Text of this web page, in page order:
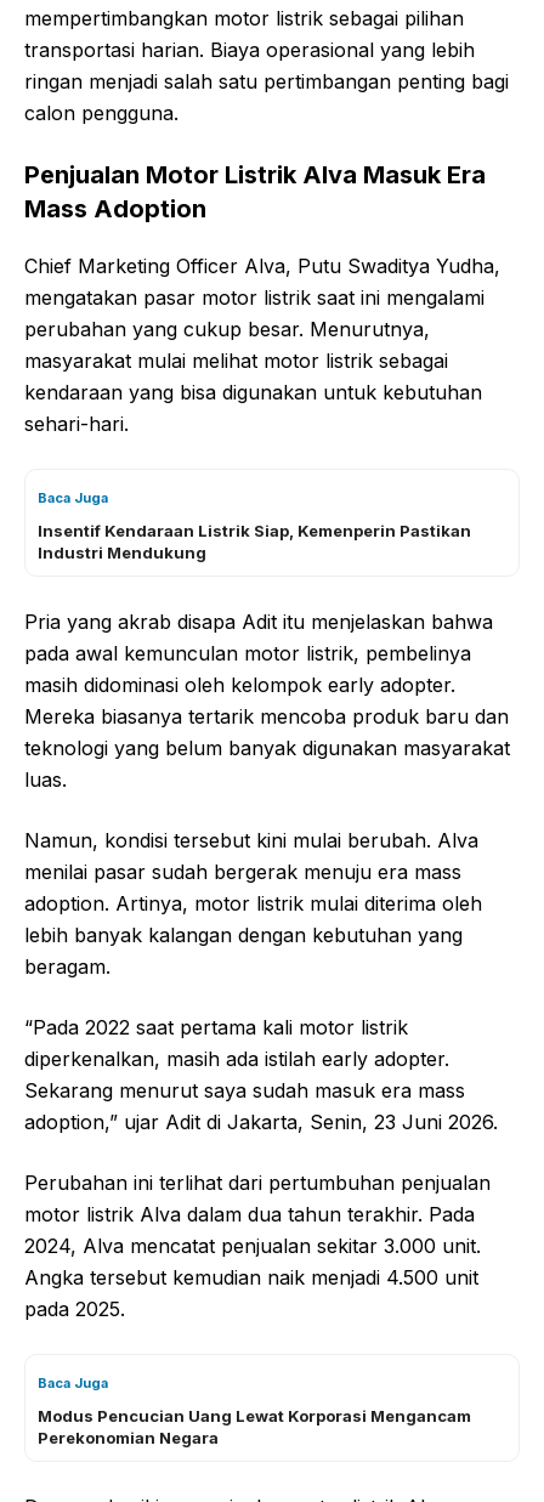
mempertimbangkan motor listrik sebagai pilihan
transportasi harian. Biaya operasional yang lebih
ringan menjadi salah satu pertimbangan penting bagi
calon pengguna.
Penjualan Motor Listrik Alva Masuk Era
Mass Adoption
Chief Marketing Officer Alva, Putu Swaditya Yudha,
mengatakan pasar motor listrik saat ini mengalami
perubahan yang cukup besar. Menurutnya,
masyarakat mulai melihat motor listrik sebagai
kendaraan yang bisa digunakan untuk kebutuhan
sehari-hari.
Baca Juga
Insentif Kendaraan Listrik Siap, Kemenperin Pastikan
Industri Mendukung
Pria yang akrab disapa Adit itu menjelaskan bahwa
pada awal kemunculan motor listrik, pembelinya
masih didominasi oleh kelompok early adopter.
Mereka biasanya tertarik mencoba produk baru dan
teknologi yang belum banyak digunakan masyarakat
luas.
Namun, kondisi tersebut kini mulai berubah. Alva
menilai pasar sudah bergerak menuju era mass
adoption. Artinya, motor listrik mulai diterima oleh
lebih banyak kalangan dengan kebutuhan yang
beragam.
“Pada 2022 saat pertama kali motor listrik
diperkenalkan, masih ada istilah early adopter.
Sekarang menurut saya sudah masuk era mass
adoption,” ujar Adit di Jakarta, Senin, 23 Juni 2026.
Perubahan ini terlihat dari pertumbuhan penjualan
motor listrik Alva dalam dua tahun terakhir. Pada
2024, Alva mencatat penjualan sekitar 3.000 unit.
Angka tersebut kemudian naik menjadi 4.500 unit
pada 2025.
Baca Juga
Modus Pencucian Uang Lewat Korporasi Mengancam
Perekonomian Negara